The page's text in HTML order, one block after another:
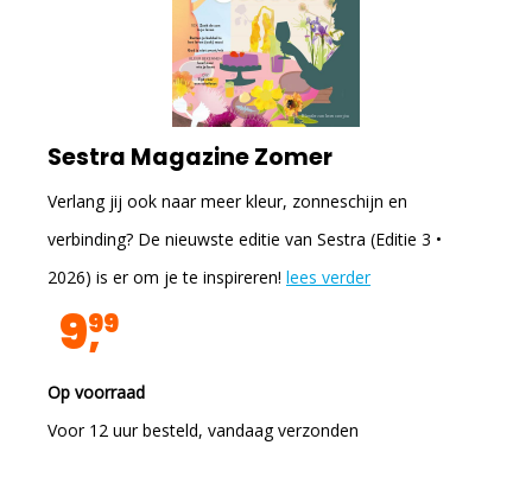
Sestra Magazine Zomer
Verlang jij ook naar meer kleur, zonneschijn en
verbinding? De nieuwste editie van Sestra (Editie 3 •
2026) is er om je te inspireren! lees verder
999
Op voorraad
Voor 12 uur besteld, vandaag verzonden